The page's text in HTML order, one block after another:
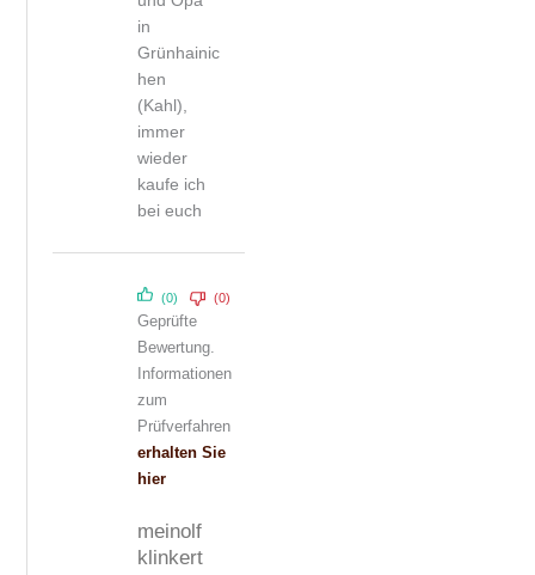
in
Grünhainic
hen
(Kahl),
immer
wieder
kaufe ich
bei euch
meinolf
klinkert
(0) (0)
Geprüfte
Bewertung.
Informationen
zum
Prüfverfahren
erhalten Sie
hier